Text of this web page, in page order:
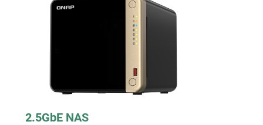
2.5GbE NAS